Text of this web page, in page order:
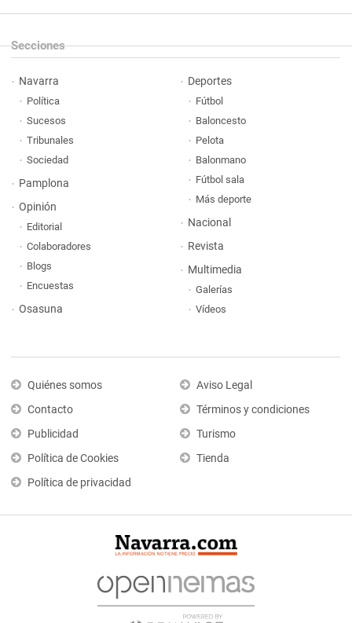
Secciones
Navarra
Política
Sucesos
Tribunales
Sociedad
Pamplona
Opinión
Editorial
Colaboradores
Blogs
Encuestas
Osasuna
Deportes
Fútbol
Baloncesto
Pelota
Balonmano
Fútbol sala
Más deporte
Nacional
Revista
Multimedia
Galerías
Vídeos
Quiénes somos
Contacto
Publicidad
Política de Cookies
Política de privacidad
Aviso Legal
Términos y condiciones
Turismo
Tienda